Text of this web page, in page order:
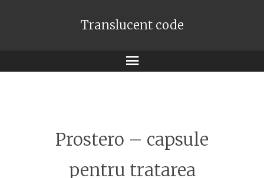
Translucent code
Meniu
Prostero – capsule
pentru tratarea